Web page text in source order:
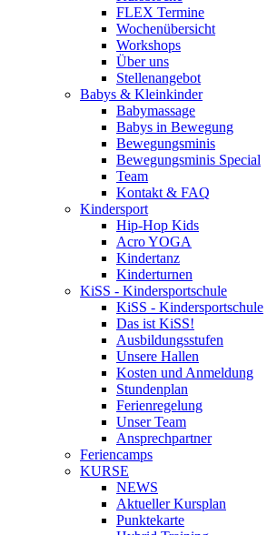
FLEX Termine
Wochenübersicht
Workshops
Über uns
Stellenangebot
Babys & Kleinkinder
Babymassage
Babys in Bewegung
Bewegungsminis
Bewegungsminis Special
Team
Kontakt & FAQ
Kindersport
Hip-Hop Kids
Acro YOGA
Kindertanz
Kinderturnen
KiSS - Kindersportschule
KiSS - Kindersportschule
Das ist KiSS!
Ausbildungsstufen
Unsere Hallen
Kosten und Anmeldung
Stundenplan
Ferienregelung
Unser Team
Ansprechpartner
Feriencamps
KURSE
NEWS
Aktueller Kursplan
Punktekarte